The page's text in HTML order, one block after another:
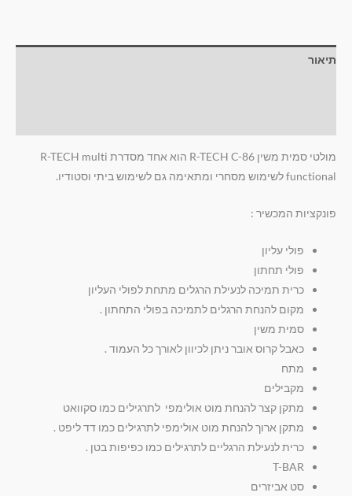
תיאור
מולטי סמית משין R-TECH C-86 הוא אחד מסדרת R-TECH multi
functional לשימוש מסחרי ומתאימה גם לשימוש ביתי וסטודיו.
פונקציות המכשיר :
פולי עליון
פולי תחתון
כרית תמיכה לנעילת הרגלים מתחת לפולי העליון
מקום להנחת הרגלים לתמיכה בפולי התחתון .
סמית משין
כאבל קרוס אובר ניתן לכיוון לאורך כל העמוד .
מתח
מקבילים
מתקן קצר להנחת מוט אולימפי לתרגילים כמו סקוואט
מתקן ארוך להנחת מוט אולימפי לתרגילים כמו דד ליפט .
כרית לנעילת הרגליים לתרגילים כמו כפיפות בטן .
T-BAR
סט אביזרים